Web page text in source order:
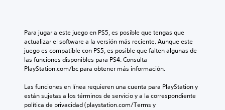
Para jugar a este juego en PS5, es posible que tengas que
actualizar el software a la versión más reciente. Aunque este
juego es compatible con PS5, es posible que falten algunas de
las funciones disponibles para PS4. Consulta
PlayStation.com/bc para obtener más información.
Las funciones en línea requieren una cuenta para PlayStation y
están sujetas a los términos de servicio y a la correspondiente
política de privacidad (playstation.com/Terms y